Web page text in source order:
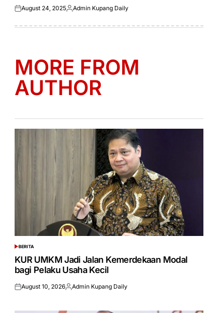
Posted
August 24, 2025Posted
Admin Kupang Daily
MORE FROM
AUTHOR
POSTED
IN
BERITA
KUR UMKM Jadi Jalan Kemerdekaan Modal
bagi Pelaku Usaha Kecil
Posted
August 10, 2026Posted
Admin Kupang Daily